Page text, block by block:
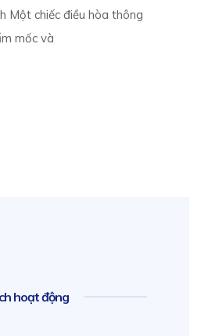
Một chiếc điều hòa thông
mốc và
hoạt động